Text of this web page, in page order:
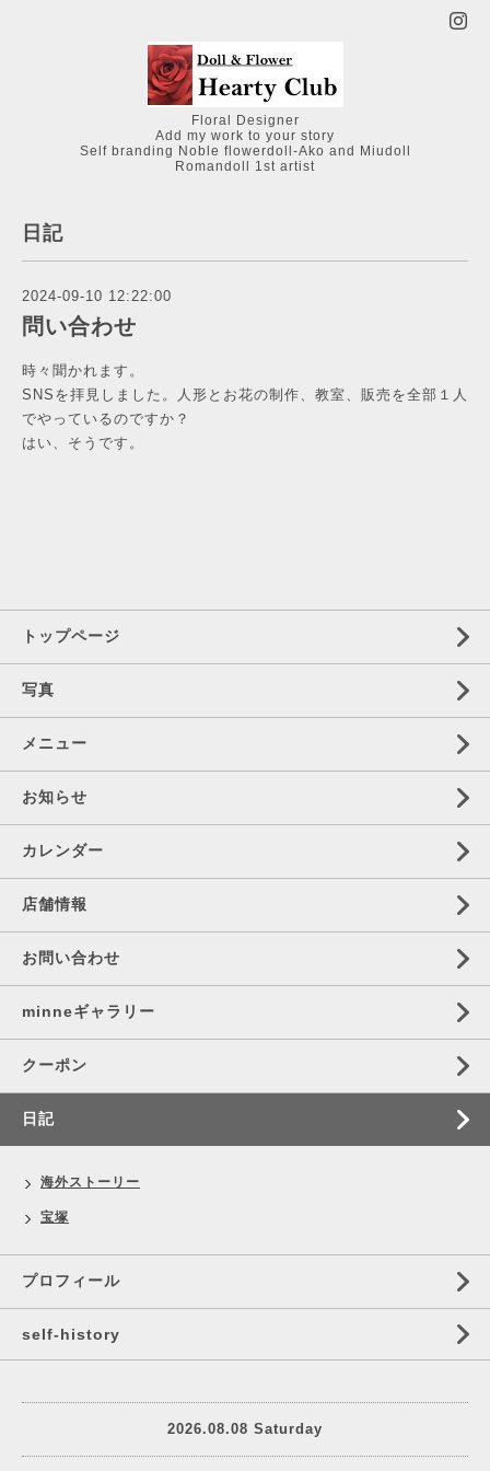
Floral Designer
Add my work to your story
Self branding Noble flowerdoll-Ako and Miudoll
Romandoll 1st artist
日記
2024-09-10 12:22:00
問い合わせ
時々聞かれます。
SNSを拝見しました。人形とお花の制作、教室、販売を全部１人
でやっているのですか？
はい、そうです。
トップページ
写真
メニュー
お知らせ
カレンダー
店舗情報
お問い合わせ
minneギャラリー
クーポン
日記
海外ストーリー
宝塚
プロフィール
self‐history
2026.08.08 Saturday